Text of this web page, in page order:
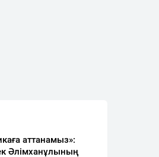
аттанамыз»:
Әлімханұлының